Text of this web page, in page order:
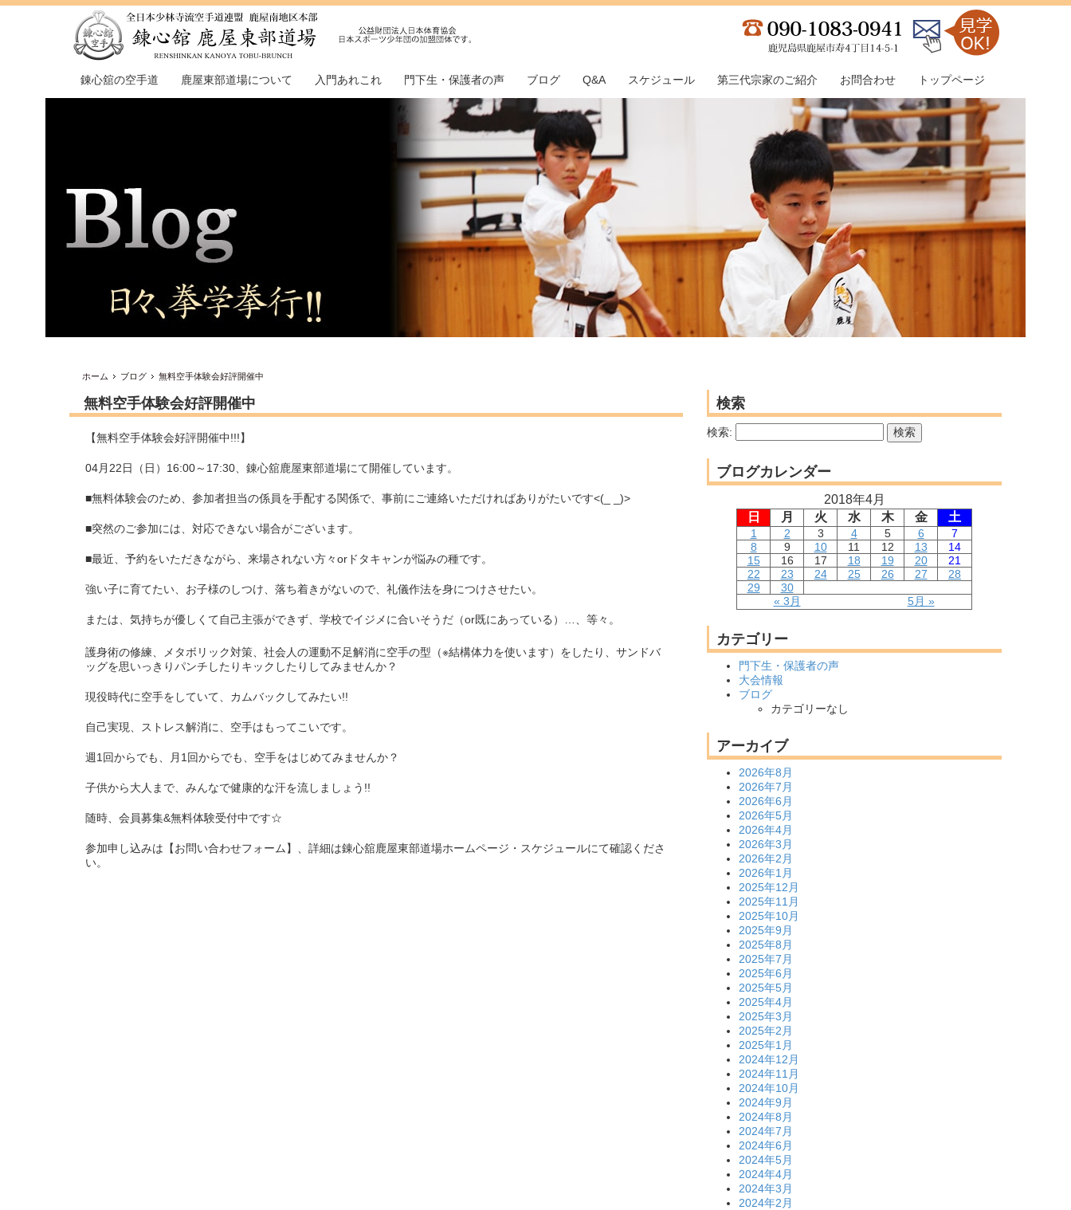
錬心舘の空手道 鹿屋東部道場について 入門あれこれ 門下生・保護者の声 ブログ Q&A スケジュール 第三代宗家のご紹介 お問合わせ トップページ
ホーム ブログ 無料空手体験会好評開催中
無料空手体験会好評開催中
【無料空手体験会好評開催中!!!】
04月22日（日）16:00～17:30、錬心舘鹿屋東部道場にて開催しています。
■無料体験会のため、参加者担当の係員を手配する関係で、事前にご連絡いただければありがたいです<(_ _)>
■突然のご参加には、対応できない場合がございます。
■最近、予約をいただきながら、来場されない方々orドタキャンが悩みの種です。
強い子に育てたい、お子様のしつけ、落ち着きがないので、礼儀作法を身につけさせたい。
または、気持ちが優しくて自己主張ができず、学校でイジメに合いそうだ（or既にあっている）…、等々。
護身術の修練、メタボリック対策、社会人の運動不足解消に空手の型（※結構体力を使います）をしたり、サンドバ
ッグを思いっきりパンチしたりキックしたりしてみませんか？
現役時代に空手をしていて、カムバックしてみたい!!
自己実現、ストレス解消に、空手はもってこいです。
週1回からでも、月1回からでも、空手をはじめてみませんか？
子供から大人まで、みんなで健康的な汗を流しましょう!!
随時、会員募集&無料体験受付中です☆
参加申し込みは【お問い合わせフォーム】、詳細は錬心舘鹿屋東部道場ホームページ・スケジュールにて確認くださ
い。
検索
検索:
ブログカレンダー
2018年4月
日
月 火 水 木 金 土
« 3月 5月 »
1 2 3 4 5 6
7
8
9 10 11 12 13
14
15
16 17 18 19 20
21
22
23 24 25 26 27
28
29
30
カテゴリー
門下生・保護者の声
大会情報
ブログ
カテゴリーなし
アーカイブ
2026年8月
2026年7月
2026年6月
2026年5月
2026年4月
2026年3月
2026年2月
2026年1月
2025年12月
2025年11月
2025年10月
2025年9月
2025年8月
2025年7月
2025年6月
2025年5月
2025年4月
2025年3月
2025年2月
2025年1月
2024年12月
2024年11月
2024年10月
2024年9月
2024年8月
2024年7月
2024年6月
2024年5月
2024年4月
2024年3月
2024年2月